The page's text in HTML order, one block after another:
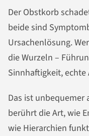
Der Obstkorb
beide sind
Ursachenlösung.
die Wurzeln –
Sinnhaftigkeit,
Das ist unbequemer
berührt die Art, wie
wie Hierarchien